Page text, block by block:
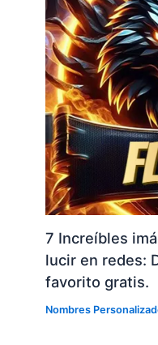
7 Increíbles
lucir en redes:
favorito gratis.
Nombres